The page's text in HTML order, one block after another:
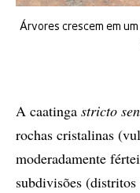
Árvores crescem em
A caatinga stricto
rochas cristalinas
moderadamente
subdivisões